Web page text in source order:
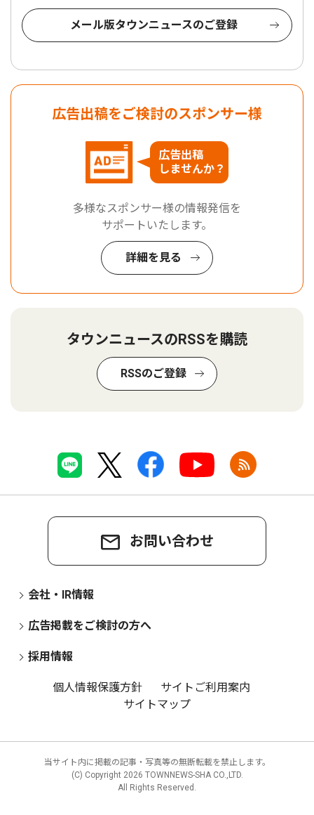
メール版タウンニュースのご登録
広告出稿をご検討のスポンサー様
広告出稿
しませんか？
多様なスポンサー様の情報発信を
サポートいたします。
詳細を見る
タウンニュースのRSSを購読
RSSのご登録
お問い合わせ
会社・IR情報
広告掲載をご検討の方へ
採用情報
個人情報保護方針
サイトご利用案内
サイトマップ
当サイト内に掲載の記事・写真等の無断転載を禁止します。
(C) Copyright 2026 TOWNNEWS-SHA CO.,LTD.
All Rights Reserved.